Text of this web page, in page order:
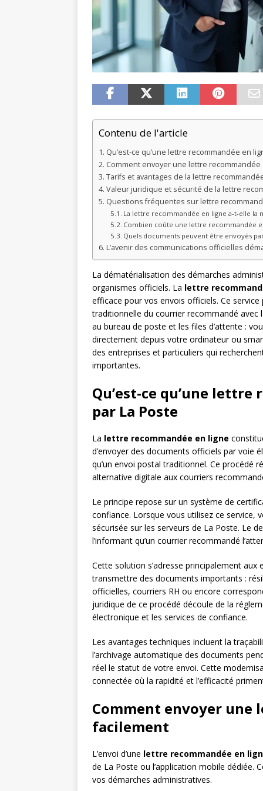
Contenu de l'article
Qu’est-ce qu’une lettre recommandée en
Comment envoyer une lettre
Tarifs et avantages de la lettre
Valeur juridique et sécurité de la lettre
Questions fréquentes sur lettre
La lettre recommandée en ligne a-t-elle la
Combien coûte une lettre recommandée
Quels documents peuvent être envoyés
L’avenir des communications officielles
La dématérialisation des démarches
organismes officiels. La lettre
efficace pour vos envois officiels. Ce
traditionnelle du courrier recommandé avec
au bureau de poste et les files d’attente :
directement depuis votre ordinateur ou
des entreprises et particuliers qui
importantes.
Qu’est-ce qu’une
par La Poste
La lettre recommandée en ligne
d’envoyer des documents officiels par voie
qu’un envoi postal traditionnel. Ce procédé
alternative digitale aux courriers
Le principe repose sur un système de
confiance. Lorsque vous utilisez ce
sécurisée sur les serveurs de La Poste. Le
l’informant qu’un courrier recommandé
Cette solution s’adresse principalement
transmettre des documents importants :
officielles, courriers RH ou encore
juridique de ce procédé découle de la
électronique et les services de confiance.
Les avantages techniques incluent la
l’archivage automatique des documents
réel le statut de votre envoi. Cette
connectée où la rapidité et l’efficacité
Comment envoyer une
facilement
L’envoi d’une lettre recommandée en
de La Poste ou l’application mobile dédiée.
vos démarches administratives.